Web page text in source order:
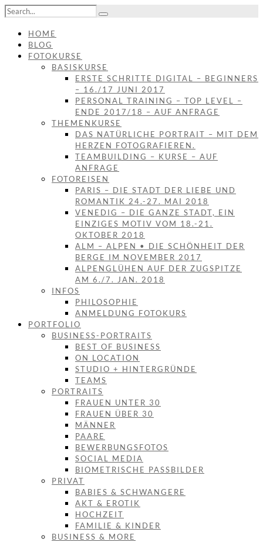
HOME
BLOG
FOTOKURSE
BASISKURSE
ERSTE SCHRITTE DIGITAL – BEGINNERS
– 16./17 JUNI 2017
PERSONAL TRAINING – TOP LEVEL –
ENDE 2017/18 – AUF ANFRAGE
THEMENKURSE
DAS NATÜRLICHE PORTRAIT – MIT DEM
HERZEN FOTOGRAFIEREN.
TEAMBUILDING – KURSE – AUF
ANFRAGE
FOTOREISEN
PARIS – DIE STADT DER LIEBE UND
ROMANTIK 24.-27. MAI 2018
VENEDIG – DIE GANZE STADT, EIN
EINZIGES MOTIV VOM 18.-21.
OKTOBER 2018
ALM – ALPEN • DIE SCHÖNHEIT DER
BERGE IM NOVEMBER 2017
ALPENGLÜHEN AUF DER ZUGSPITZE
AM 6./7. JAN. 2018
INFOS
PHILOSOPHIE
ANMELDUNG FOTOKURS
PORTFOLIO
BUSINESS-PORTRAITS
BEST OF BUSINESS
ON LOCATION
STUDIO + HINTERGRÜNDE
TEAMS
PORTRAITS
FRAUEN UNTER 30
FRAUEN ÜBER 30
MÄNNER
PAARE
BEWERBUNGSFOTOS
SOCIAL MEDIA
BIOMETRISCHE PASSBILDER
PRIVAT
BABIES & SCHWANGERE
AKT & EROTIK
HOCHZEIT
FAMILIE & KINDER
BUSINESS & MORE